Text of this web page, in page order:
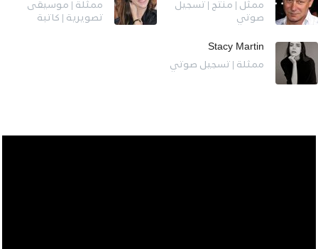
ممثل | منتج | تسجيل
صوتي
ممثلة | موسيقى
تصويرية | كاتبة
Stacy Martin
ممثلة | تسجيل صوتي